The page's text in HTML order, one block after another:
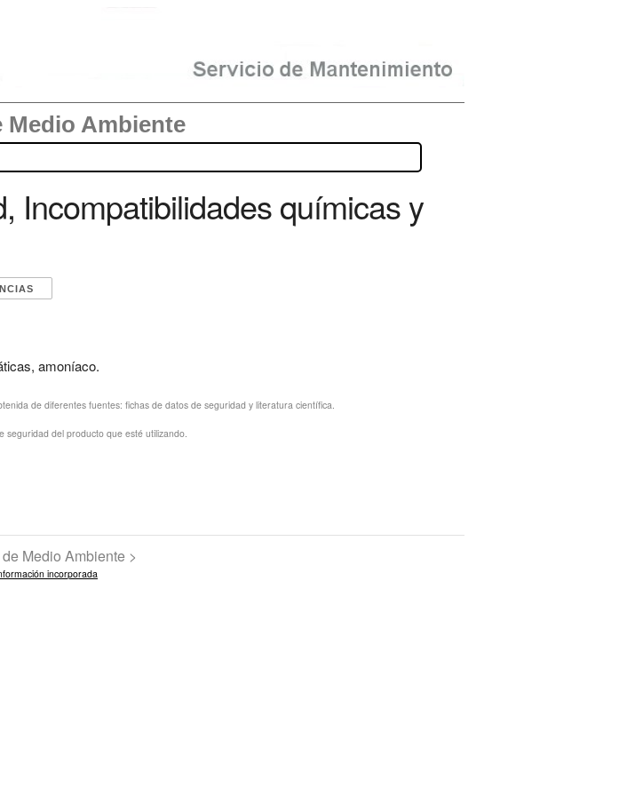
Medio Ambiente
Incompatibilidades químicas y
amoníaco.
de diferentes fuentes: fichas de datos de seguridad y literatura científica.
seguridad del producto que esté utilizando.
Medio Ambiente >
incorporada